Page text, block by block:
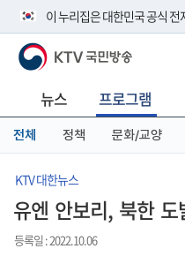
이 누리집은 대한민국 공식
공식 누리집 주소 확인하기
니다.
이밖에 or.kr 또는 .kr등 다른
서 도메인 주소를 확인해 보세요
KTV 국민방송
뉴스 프로그램
전체 정책 문화/교양
KTV 대한뉴스
유엔 안보리, 북한
등록일 : 2022.10.06